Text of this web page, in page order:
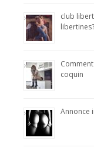
club
libertines?
coquin
Annonce